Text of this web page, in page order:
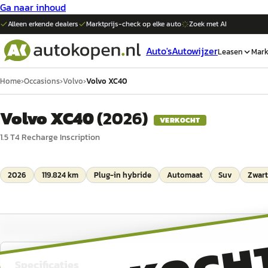
Ga naar inhoud
Alleen erkende dealers Marktprijs-check op elkeauto Zoek met AI
Auto'sAutowijzerLeasen
Home›Occasions›Volvo›Volvo XC40
Volvo XC40(2026) VERKOCHT
1.5 T4 Recharge Inscription
2026 119.824 km Plug-in hybride Automaat Suv Zwart